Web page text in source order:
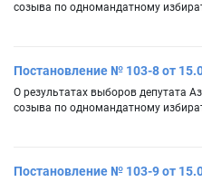
созыва по одномандатному
Постановление № 103-8 от
О результатах выборов депутата
созыва по одномандатному
Постановление № 103-9 от